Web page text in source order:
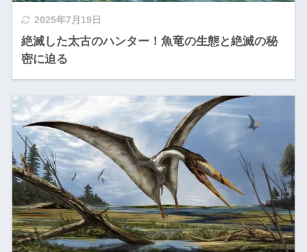
2025年7月19日
絶滅した太古のハンター！魚竜の生態と絶滅の秘
密に迫る